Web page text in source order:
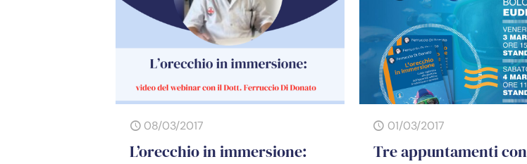
08/03/2017
L’orecchio in immersione:
01/03/2017
Tre appuntamenti con